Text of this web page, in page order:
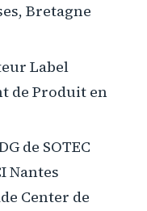
Bretagne
Label
de Produit en
de SOTEC
Nantes
Center de